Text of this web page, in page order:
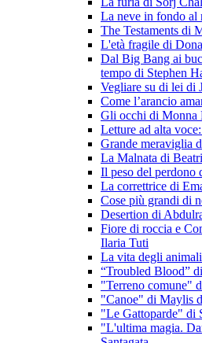
La neve in fondo al
The Testaments di
L'età fragile di
Dal Big Bang ai
tempo di Stephen
Vegliare su di lei di
Come l’arancio
Gli occhi di Monna
Letture ad alta
Grande meraviglia
La Malnata di
Il peso del perdono
La correttrice di
Cose più grandi di
Desertion di
Fiore di roccia e
Ilaria Tuti
La vita degli
“Troubled Blood”
"Terreno comune"
"Canoe" di Maylis
"Le Gattoparde" di
"L'ultima magia.